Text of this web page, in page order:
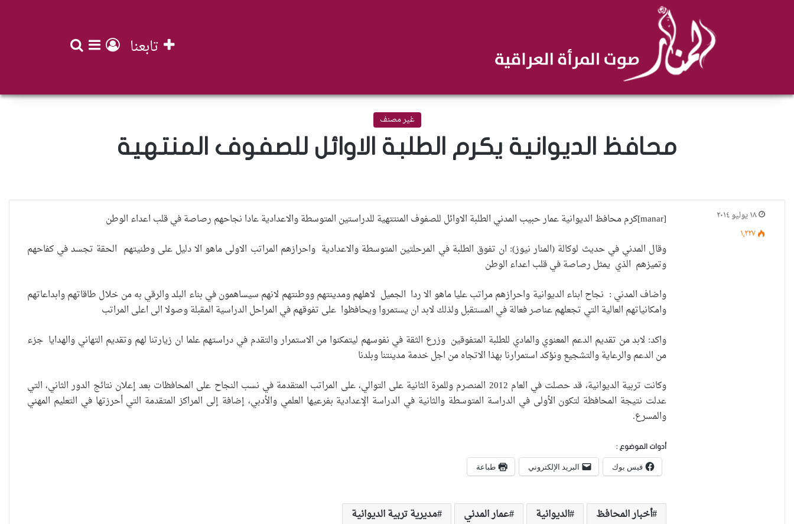
تابعنا تسجيل الدخول
إضافة عمود
غير مصنف
محافظ الديوانية يكرم الطلبة الاوائل للصفوف المنتهية
[manar]كرم محافظ الديوانية عمار حبيب المدني الطلبة الاوائل للصفوف المنتتهية للدراستين المتوسطة والاعدادية عادا نجاحهم رصاصة في قلب اعداء الوطن
وقال المدني في حديث لوكالة (المنار نيوز): ان تفوق الطلبة في المرحلتين المتوسطة والاعدادية واحرازهم المراتب الاولى ماهو الا دليل على وطنيتهم الحقة تجسد في كفاحهم
وتميزهم الذي يمثل رصاصة في قلب اعداء الوطن
واضاف المدني : نجاح ابناء الديوانية واحرازهم مراتب عليا ماهو الا ردا الجميل لاهلهم ومدينتهم ووطنتهم لانهم سيساهمون في بناء البلد والرقي به من خلال طاقاتهم وابداعاتهم
وامكانياتهم العالية التي تجعلهم عناصر فعالة في المستقبل ولذلك لابد ان يستمروا ويحافظوا على تفوقهم في المراحل الدراسية المقبلة وصولا الى اعلى المراتب
واكد: لابد من تقديم الدعم المعنوي والمادي للطلبة المتفوقين وزرع الثقة في نفوسهم ليتمكنوا من الاستمرار والتقدم في دراستهم علما ان زيارتنا لهم وتقديم التهاني والهدايا جزء
من الدعم والرعاية والتشجيع ونؤكد استمرارنا بهذا الاتجاه من اجل خدمة مدينتنا وبلدنا
وكانت تربية الديوانية، قد حصلت في العام 2012 المنصرم وللمرة الثانية على التوالي، على المراتب المتقدمة في نسب النجاح على المحافظات بعد إعلان نتائج الدور الثاني، التي
عدلت نتيجة المحافظة لتكون الأولى في الدراسة المتوسطة والثانية في الدراسة الإعدادية بفرعيها العلمي والأدبي، إضافة إلى المراكز المتقدمة التي أحرزتها في التعليم المهني
والمسرع.
أدوات الموضوع :
فيس بوك البريد الإلكتروني طباعة
أخبار المحافظ الديوانية عمار المدني مديرية تربية الديوانية
١٨ يوليو ٢٠١٤
١٬٢٢٧
الحكومية وفتحت مطعم ؟